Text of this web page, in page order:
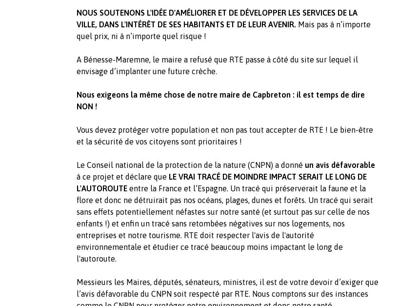
NOUS SOUTENONS L'IDÉE D'AMÉLIORER ET DE DÉVELOPPER LES SERVICES DE LA
VILLE, DANS L'INTÉRÊT DE SES HABITANTS ET DE LEUR AVENIR. Mais pas à n’importe
quel prix, ni à n’importe quel risque !
A Bénesse-Maremne, le maire a refusé que RTE passe à côté du site sur lequel il
envisage d’implanter une future crèche.
Nous exigeons la même chose de notre maire de Capbreton : il est temps de dire
NON !
Vous devez protéger votre population et non pas tout accepter de RTE ! Le bien-être
et la sécurité de vos citoyens sont prioritaires !
Le Conseil national de la protection de la nature (CNPN) a donné un avis défavorable
à ce projet et déclare que LE VRAI TRACÉ DE MOINDRE IMPACT SERAIT LE LONG DE
L'AUTOROUTE entre la France et l’Espagne. Un tracé qui préserverait la faune et la
flore et donc ne détruirait pas nos océans, plages, dunes et forêts. Un tracé qui serait
sans effets potentiellement néfastes sur notre santé (et surtout pas sur celle de nos
enfants !) et enfin un tracé sans retombées négatives sur nos logements, nos
entreprises et notre tourisme. RTE doit respecter l'avis de l'autorité
environnementale et étudier ce tracé beaucoup moins impactant le long de
l'autoroute.
Messieurs les Maires, députés, sénateurs, ministres, il est de votre devoir d’exiger que
l’avis défavorable du CNPN soit respecté par RTE. Nous comptons sur des instances